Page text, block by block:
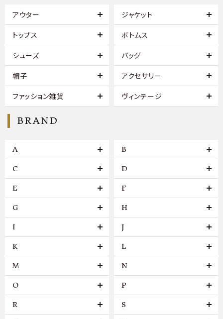
アウター ジャケット
トップス ボトムス
シューズ バッグ
帽子 アクセサリー
ファッション雑貨 ヴィンテージ
BRAND
A B
C D
E F
G H
I J
K L
M N
O P
R S